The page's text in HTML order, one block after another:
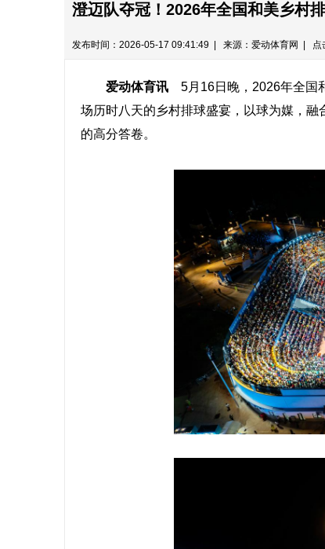
澄迈队夺冠！2026年全国和美乡村
发布时间：2026-05-17 09:41:49 | 来源：爱动体育网 | 点
爱动体育讯 5月16日晚，2026年全国
场历时八天的乡村排球盛宴，以球为媒，
的高分答卷。